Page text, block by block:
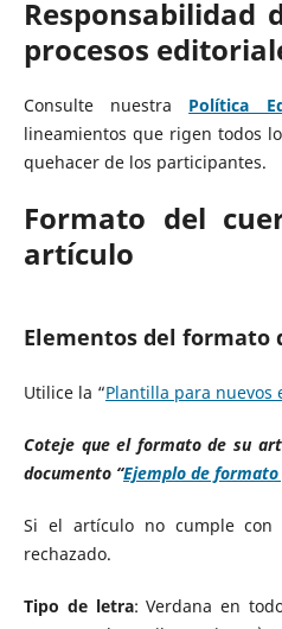
Responsabilidad
procesos
Consulte nuestra Política
lineamientos que rigen todos
quehacer de los participantes.
Formato del
artículo
Elementos del formato
Utilice la “Plantilla para nuevos
Coteje que el formato de su
documento “Ejemplo de
Si el artículo no cumple con
rechazado.
Tipo de letra: Verdana en